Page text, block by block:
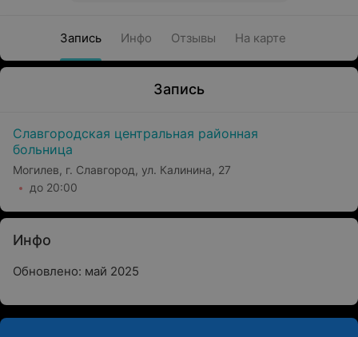
Запись Инфо Отзывы На карте
Запись
Славгородская центральная районная
больница
Могилев, г. Славгород, ул. Калинина, 27
до 20:00
Инфо
Обновлено: май 2025